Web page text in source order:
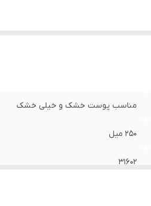
مناسب پوست خشک و خیلی خشک
۲۵۰ میل
۳۱۶۰۲